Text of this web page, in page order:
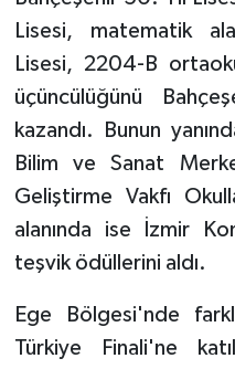
Lisesi, matematik
Lisesi, 2204-B
üçüncülüğünü
kazandı. Bunun
Bilim ve Sanat
Geliştirme Vakfı
alanında ise İzmir
teşvik ödüllerini aldı.
Ege Bölgesi'nde
Türkiye Finali'ne